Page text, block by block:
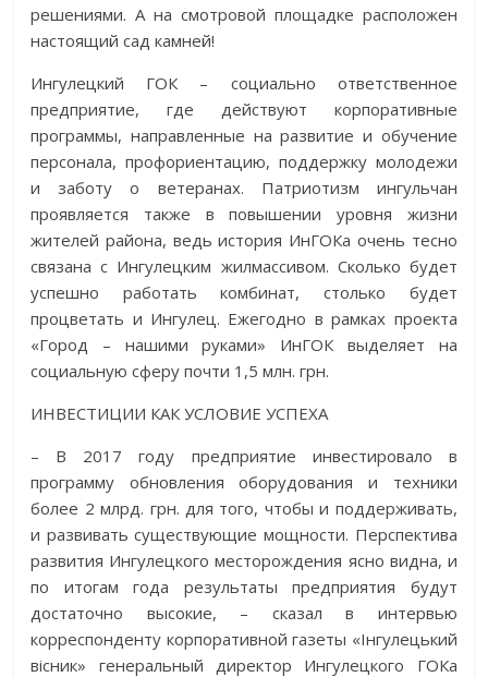
решениями. А на смотровой площадке расположен
настоящий сад камней!
Ингулецкий ГОК – социально ответственное
предприятие, где действуют корпоративные
программы, направленные на развитие и обучение
персонала, профориентацию, поддержку молодежи
и заботу о ветеранах. Патриотизм ингульчан
проявляется также в повышении уровня жизни
жителей района, ведь история ИнГОКа очень тесно
связана с Ингулецким жилмассивом. Сколько будет
успешно работать комбинат, столько будет
процветать и Ингулец. Ежегодно в рамках проекта
«Город – нашими руками» ­ИнГОК выделяет на
социальную сферу почти 1,5 млн. грн.
ИНВЕСТИЦИИ КАК УСЛОВИЕ УСПЕХА
– В 2017 году предприятие инвестировало в
программу обновления оборудования и техники
более 2 млрд. грн. для того, чтобы и поддерживать,
и развивать существующие мощности. Перспектива
развития Ингулецкого месторождения ясно видна, и
по итогам года результаты предприятия будут
достаточно высокие, – сказал в интервью
корреспонденту корпоративной газеты «Інгулецький
вісник» генеральный директор Ингулецкого ГОКа